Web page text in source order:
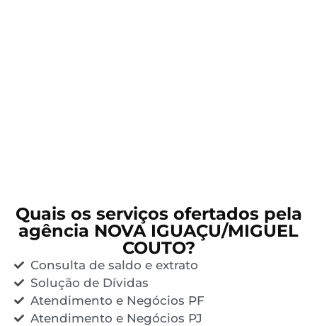
Quais os serviços ofertados pela
agência NOVA IGUAÇU/MIGUEL
COUTO?
Consulta de saldo e extrato
Solução de Dívidas
Atendimento e Negócios PF
Atendimento e Negócios PJ